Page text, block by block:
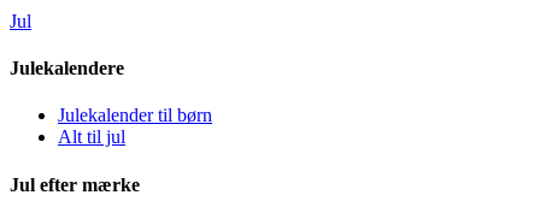
Jul
Julekalendere
Julekalender til børn
Alt til jul
Jul efter mærke